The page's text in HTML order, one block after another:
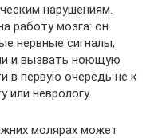
нарушениям.
работу мозга: он
нервные сигналы,
и вызвать ноющую
в первую очередь не к
или неврологу.
молярах может